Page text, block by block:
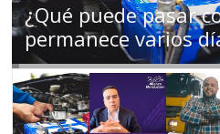
Campaña busca
los motociclistas